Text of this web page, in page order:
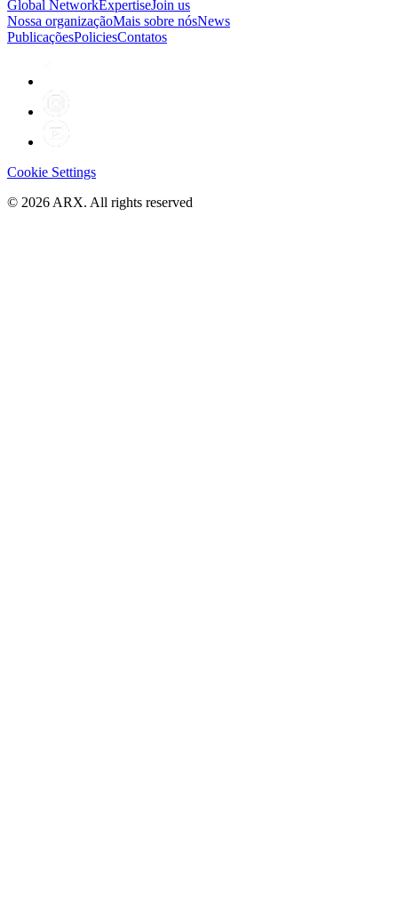
Global NetworkExpertiseJoin us
Nossa organizaçãoMais sobre nósNews
PublicaçõesPoliciesContatos
Cookie Settings
© 2026 ARX. All rights reserved